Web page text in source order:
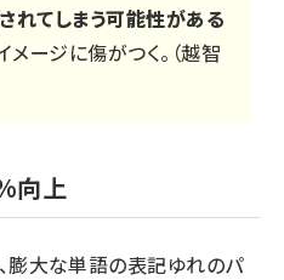
れてしまう可能性がある
メージに傷がつく。（越智
向上
膨大な単語の表記ゆれのパ